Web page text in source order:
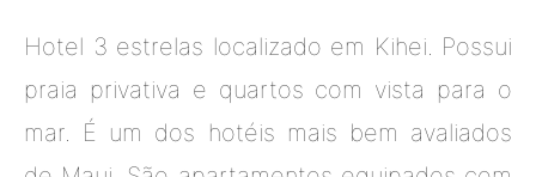
Hotel 3 estrelas localizado em Kihei. Possui
praia privativa e quartos com vista para o
mar. É um dos hotéis mais bem avaliados